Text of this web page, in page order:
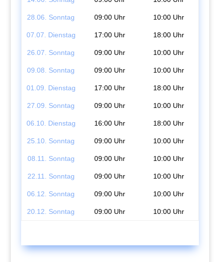
28.06. Sonntag 09:00 Uhr 10:00 Uhr
07.07. Dienstag 17:00 Uhr 18:00 Uhr
26.07. Sonntag 09:00 Uhr 10:00 Uhr
09.08. Sonntag 09:00 Uhr 10:00 Uhr
01.09. Dienstag 17:00 Uhr 18:00 Uhr
27.09. Sonntag 09:00 Uhr 10:00 Uhr
06.10. Dienstag 16:00 Uhr 18:00 Uhr
25.10. Sonntag 09:00 Uhr 10:00 Uhr
08.11. Sonntag 09:00 Uhr 10:00 Uhr
22.11. Sonntag 09:00 Uhr 10:00 Uhr
06.12. Sonntag 09:00 Uhr 10:00 Uhr
20.12. Sonntag 09:00 Uhr 10:00 Uhr